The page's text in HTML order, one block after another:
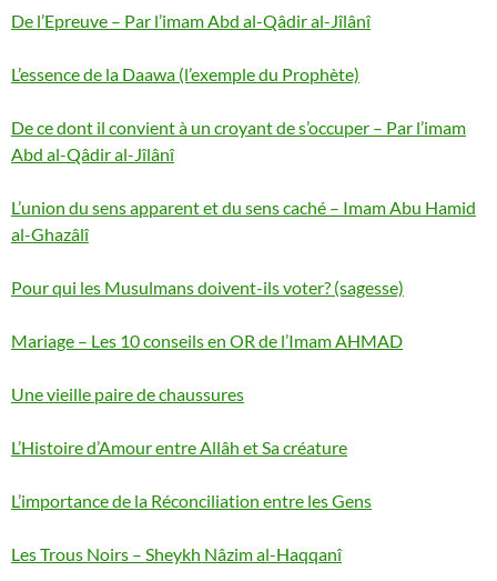
De l’Epreuve – Par l’imam Abd al-Qâdir al-Jîlânî
L’essence de la Daawa (l’exemple du Prophète)
De ce dont il convient à un croyant de s’occuper – Par l’imam
Abd al-Qâdir al-Jîlânî
L’union du sens apparent et du sens caché – Imam Abu Hamid
al-Ghazâlî
Pour qui les Musulmans doivent-ils voter? (sagesse)
Mariage – Les 10 conseils en OR de l’Imam AHMAD
Une vieille paire de chaussures
L’Histoire d’Amour entre Allâh et Sa créature
L’importance de la Réconciliation entre les Gens
Les Trous Noirs – Sheykh Nâzim al-Haqqanî